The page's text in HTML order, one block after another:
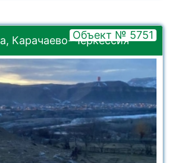
Карачаево-Черкессия
Объект № 5751